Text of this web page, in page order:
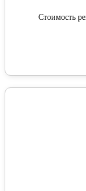
Стоимость